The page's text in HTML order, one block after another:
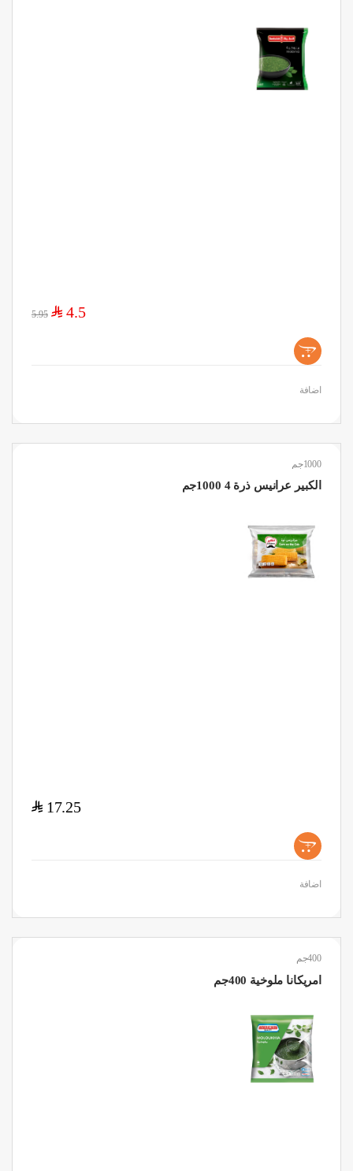
4.5
$
5.95
+
اضافة
1000جم
الكبير عرانيس ذرة 4 1000جم
17.25
$
+
اضافة
400جم
امريكانا ملوخية 400جم